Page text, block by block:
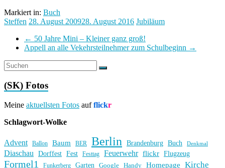
Markiert in: Buch
Steffen 28. August 200928. August 2016 Jubiläum
← 50 Jahre Mini – Kleiner ganz groß!
Appell an alle Vekehrsteilnehmer zum Schulbeginn →
(SK) Fotos
Meine aktuellsten Fotos aufflickr
Schlagwort-Wolke
Advent Ballon Baum BER Berlin Brandenburg Buch Denkmal
Diaschau Dorffest Fest Festtag Feuerwehr flickr Flugzeug
Formel1 Funkerberg Garten Google Handy Homepage Kirche